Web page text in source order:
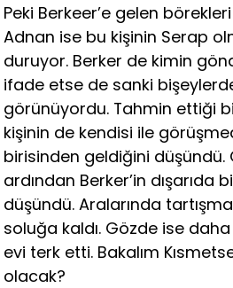
Peki Berkeer’e gelen
Adnan ise bu kişinin Serap
duruyor. Berker de kimin
ifade etse de sanki
görünüyordu. Tahmin ettiği
kişinin de kendisi ile
birisinden geldiğini düşündü.
ardından Berker’in dışarıda
düşündü. Aralarında
soluğa kaldı. Gözde ise
evi terk etti. Bakalım
olacak?